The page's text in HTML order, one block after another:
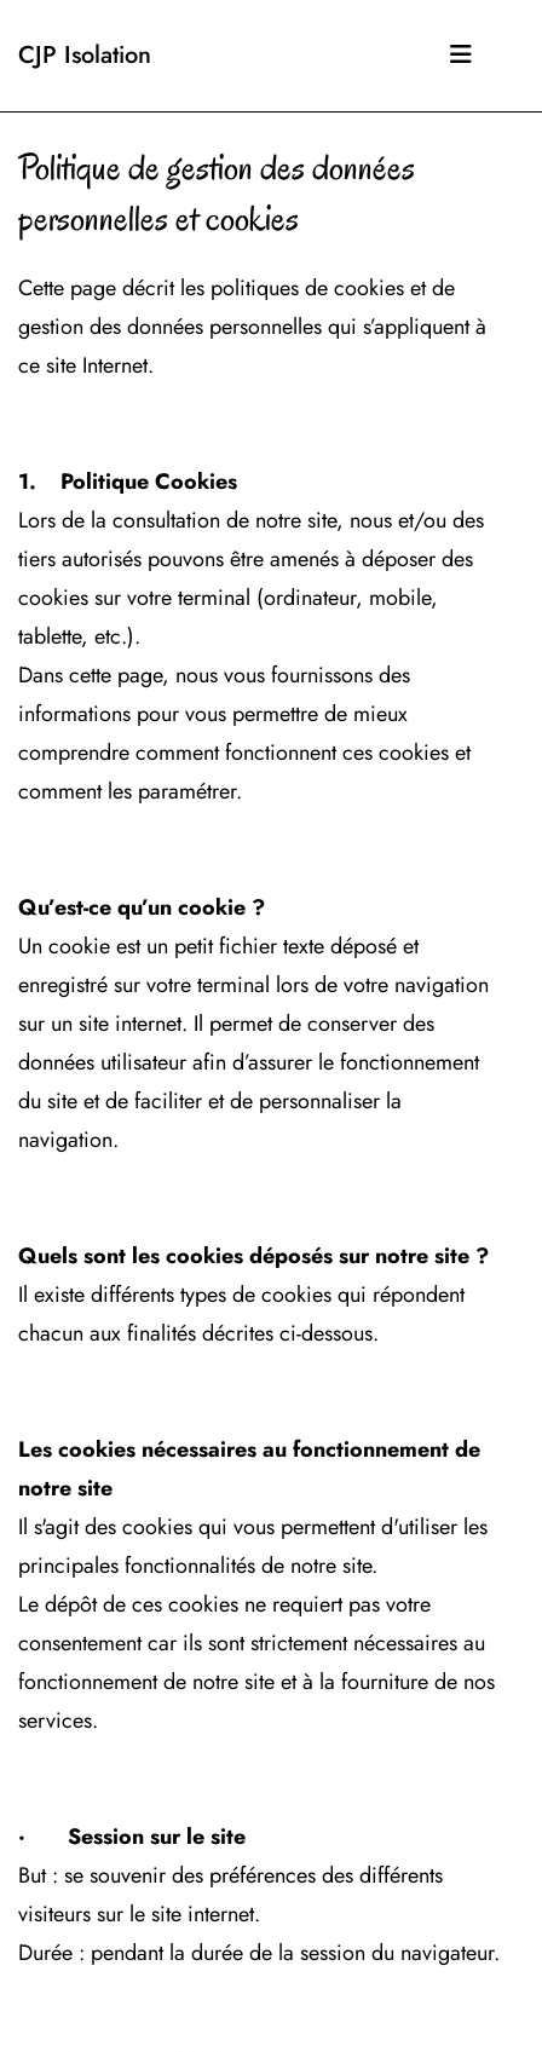
CJP Isolation
Politique de gestion des données
personnelles et cookies
Cette page décrit les politiques de cookies et de
gestion des données personnelles qui s’appliquent à
ce site Internet.
1. Politique Cookies
Lors de la consultation de notre site, nous et/ou des
tiers autorisés pouvons être amenés à déposer des
cookies sur votre terminal (ordinateur, mobile,
tablette, etc.).
Dans cette page, nous vous fournissons des
informations pour vous permettre de mieux
comprendre comment fonctionnent ces cookies et
comment les paramétrer.
Qu’est-ce qu’un cookie ?
Un cookie est un petit fichier texte déposé et
enregistré sur votre terminal lors de votre navigation
sur un site internet. Il permet de conserver des
données utilisateur afin d’assurer le fonctionnement
du site et de faciliter et de personnaliser la
navigation.
Quels sont les cookies déposés sur notre site ?
Il existe différents types de cookies qui répondent
chacun aux finalités décrites ci-dessous.
Les cookies nécessaires au fonctionnement de
notre site
Il s'agit des cookies qui vous permettent d'utiliser les
principales fonctionnalités de notre site.
Le dépôt de ces cookies ne requiert pas votre
consentement car ils sont strictement nécessaires au
fonctionnement de notre site et à la fourniture de nos
services.
· Session sur le site
But : se souvenir des préférences des différents
visiteurs sur le site internet.
Durée : pendant la durée de la session du navigateur.